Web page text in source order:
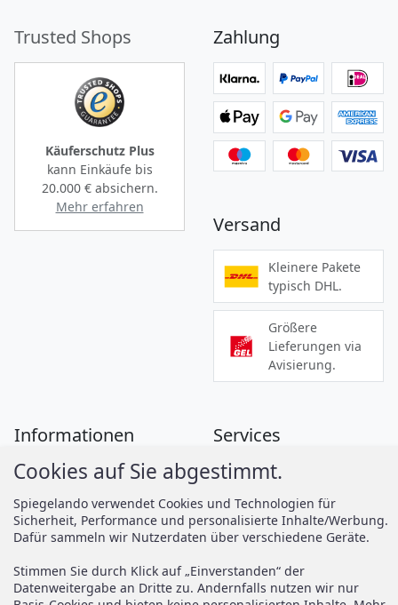
Trusted Shops
Käuferschutz Plus
kann Einkäufe bis
20.000 €absichern.
Mehr erfahren
Zahlung
Versand
Kleinere Pakete
typisch DHL.
Größere
Lieferungen via
Avisierung.
Informationen
Zahlung
Versand
AGB
Vertrag widerrufen
Services
Montageanleitungen
Spiegelando Magazin
Support
Cookies auf Sie abgestimmt.
Spiegelando verwendet Cookies und Technologien für
Sicherheit, Performance und personalisierte Inhalte/Werbung.
Dafür sammeln wir Nutzerdaten über verschiedene Geräte.
Stimmen Sie durch Klick auf „Einverstanden“ der
Datenweitergabe an Dritte zu. Andernfalls nutzen wir nur